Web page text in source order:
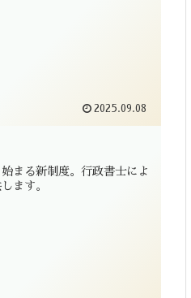
2025.09.08
まる新制度。行政書士によ
ます。